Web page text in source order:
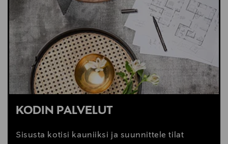
KODIN PALVELUT
Sisusta kotisi kauniiksi ja suunnittele tilat